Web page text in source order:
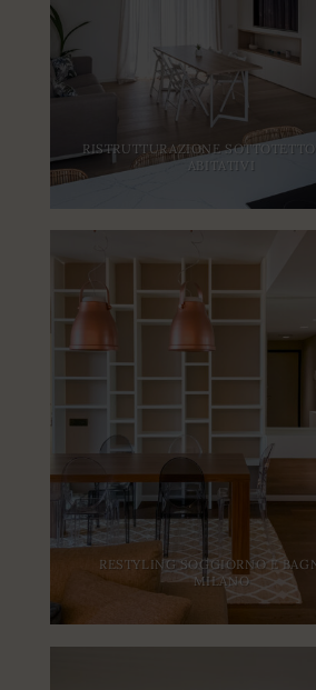
RISTRUTTURAZIONE SOTTOTETTO
ABITATIVI
RESTYLING SOGGIORNO E
MILANO